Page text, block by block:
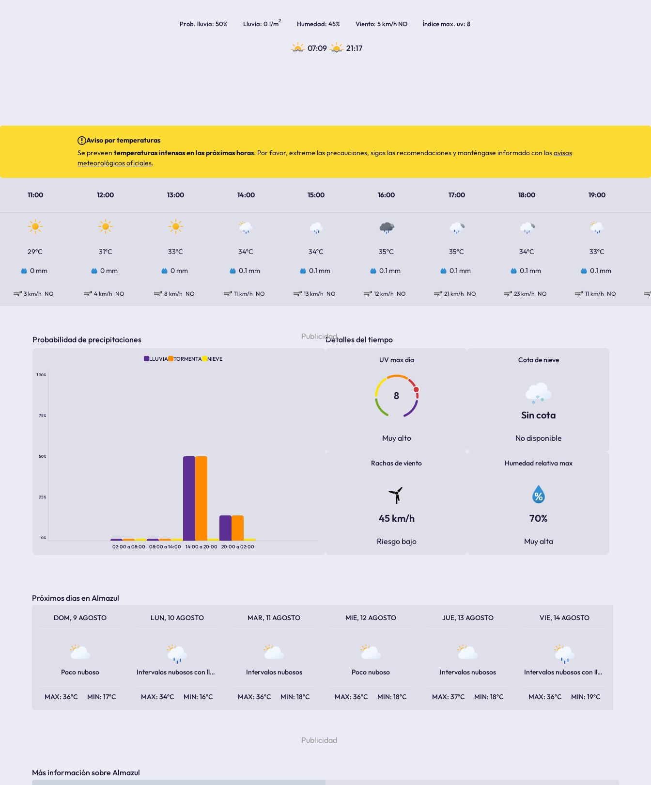
Prob. lluvia 50% Lluvia 0 l/m2 Humedad 45% Viento 5 km/h NO Índice max. uv 8
07:09 21:17
11:00 12:00 13:00 14:00 15:00 16:00 17:00 18:00 19:00
29ºC 31ºC 33ºC 34ºC 34ºC 35ºC 35ºC 34ºC 33ºC
0 mm 0 mm 0 mm 0.1 mm 0.1 mm 0.1 mm 0.1 mm 0.1 mm 0.1 mm
3 km/h NO 4 km/h NO 8 km/h NO 11 km/h NO 13 km/h NO 12 km/h NO 21 km/h NO 23 km/h NO 11 km/h NO
Aviso por temperaturas
Se preveen temperaturas intensas en las próximas horas. Por favor, extreme las precauciones, sigas las recomendaciones y manténgase informado con losavisos
meteorológicos oficiales.
Probabilidad de precipitaciones
LLUVIA TORMENTA NIEVE
100%
75%
50%
25%
0%
02:00a08:00 08:00a14:00 14:00a20:00 20:00a02:00
Detalles del tiempo
UV max día
8
Muy alto
Cota de nieve
Sin cota
No disponible
Rachas de viento
45 km/h
Riesgo bajo
Humedad relativa max
70%
Muy alta
Próximos dias en Almazul
DOM, 9 AGOSTO
Poco nuboso
36ºC 17ºC
LUN, 10 AGOSTO
Intervalos nubosos con lluvia escasa
34ºC 16ºC
MAR, 11 AGOSTO
Intervalos nubosos
36ºC 18ºC
MIE, 12 AGOSTO
Poco nuboso
36ºC 18ºC
JUE, 13 AGOSTO
Intervalos nubosos
37ºC 18ºC
VIE, 14 AGOSTO
Intervalos nubosos con lluvia escasa
36ºC 19ºC
Más información sobre Almazul